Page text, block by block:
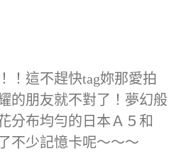
！這不趕快tag妳那愛拍
的朋友就不對了！夢幻般
分布均勻的日本Ａ５和